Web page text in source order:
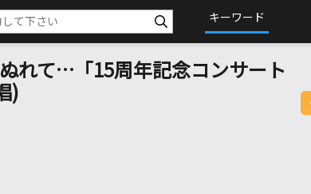
キーワード
れて…「15周年記念コンサート
)